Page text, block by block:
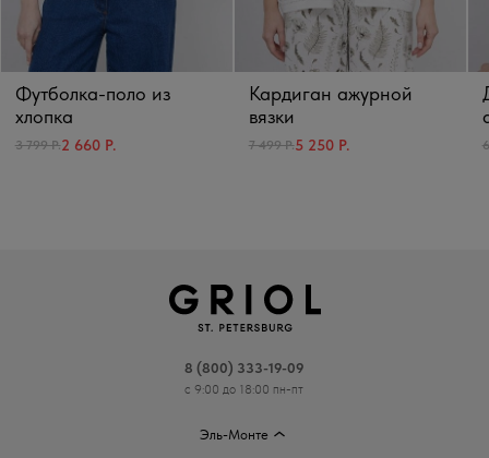
Футболка-поло из
хлопка
3 799 Р.2 660 Р.
Кардиган ажурной
вязки
7 499 Р.5 250 Р.
8 (800) 333-19-09
с 9:00 до 18:00 пн-пт
Эль-Монте